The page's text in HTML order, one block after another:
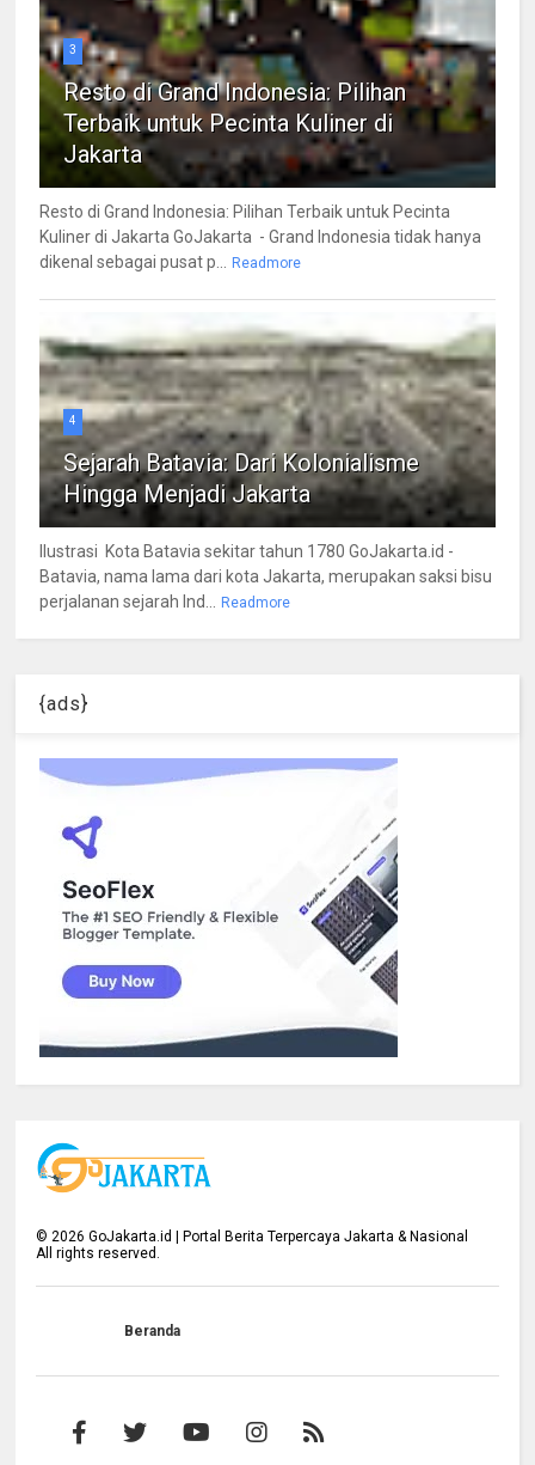
3
Resto di Grand Indonesia: Pilihan
Terbaik untuk Pecinta Kuliner di
Jakarta
Resto di Grand Indonesia: Pilihan Terbaik untuk Pecinta
Kuliner di Jakarta GoJakarta - Grand Indonesia tidak hanya
dikenal sebagai pusat p... Readmore
4
Sejarah Batavia: Dari Kolonialisme
Hingga Menjadi Jakarta
Ilustrasi Kota Batavia sekitar tahun 1780 GoJakarta.id -
Batavia, nama lama dari kota Jakarta, merupakan saksi bisu
perjalanan sejarah Ind... Readmore
{ads}
©2026 GoJakarta.id | Portal Berita Terpercaya Jakarta & Nasional
All rights reserved.
Beranda